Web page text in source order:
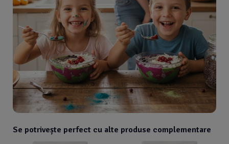
Se potrivește perfect cu alte produse complementare